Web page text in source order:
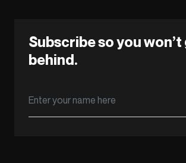
Subscribe so you
behind.